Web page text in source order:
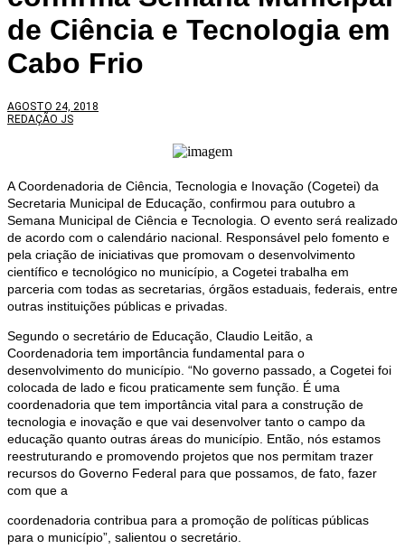
de Ciência e Tecnologia em
Cabo Frio
AGOSTO 24, 2018
REDAÇÃO JS
A Coordenadoria de Ciência, Tecnologia e Inovação (Cogetei) da
Secretaria Municipal de Educação, confirmou para outubro a
Semana Municipal de Ciência e Tecnologia. O evento será realizado
de acordo com o calendário nacional. Responsável pelo fomento e
pela criação de iniciativas que promovam o desenvolvimento
científico e tecnológico no município, a Cogetei trabalha em
parceria com todas as secretarias, órgãos estaduais, federais, entre
outras instituições públicas e privadas.
Segundo o secretário de Educação, Claudio Leitão, a
Coordenadoria tem importância fundamental para o
desenvolvimento do município. “No governo passado, a Cogetei foi
colocada de lado e ficou praticamente sem função. É uma
coordenadoria que tem importância vital para a construção de
tecnologia e inovação e que vai desenvolver tanto o campo da
educação quanto outras áreas do município. Então, nós estamos
reestruturando e promovendo projetos que nos permitam trazer
recursos do Governo Federal para que possamos, de fato, fazer
com que a
coordenadoria contribua para a promoção de políticas públicas
para o município”, salientou o secretário.